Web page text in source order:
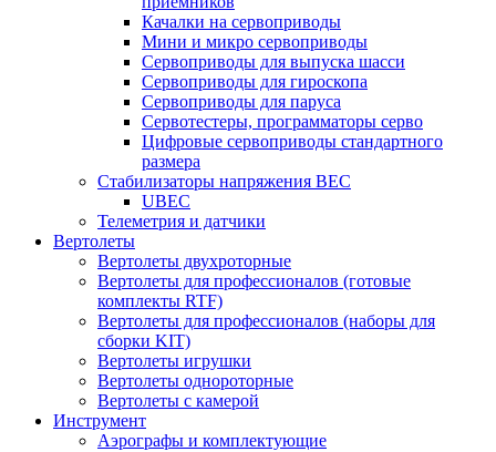
Качалки на сервоприводы
Мини и микро сервоприводы
Сервоприводы для выпуска шасси
Сервоприводы для гироскопа
Сервоприводы для паруса
Сервотестеры, программаторы серво
Цифровые сервоприводы стандартного
размера
Стабилизаторы напряжения BEC
UBEC
Телеметрия и датчики
Вертолеты
Вертолеты двухроторные
Вертолеты для профессионалов (готовые
комплекты RTF)
Вертолеты для профессионалов (наборы для
сборки KIT)
Вертолеты игрушки
Вертолеты однороторные
Вертолеты с камерой
Инструмент
Аэрографы и комплектующие